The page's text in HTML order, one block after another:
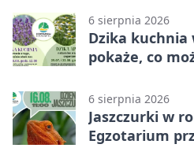
6 sierpnia 2026
Dzika kuchnia
pokaże, co
6 sierpnia 2026
Jaszczurki w
Egzotarium